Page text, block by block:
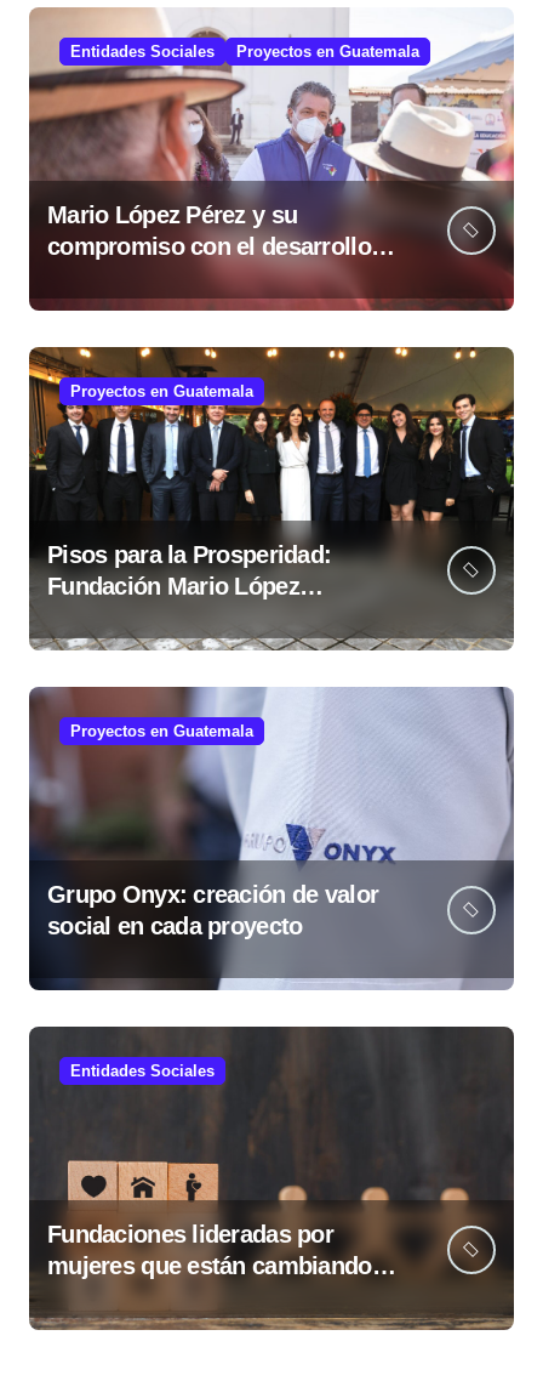
Entidades Sociales Proyectos en Guatemala
Mario López Pérez y su
compromiso con el desarrollo
social desde la Fundación Mario
López Estrada
Proyectos en Guatemala
Pisos para la Prosperidad:
Fundación Mario López
guatemaltecas
Proyectos en Guatemala
Grupo Onyx: creación de valor
social en cada proyecto
Entidades Sociales
Fundaciones lideradas por
mujeres que están cambiando
Guatemala